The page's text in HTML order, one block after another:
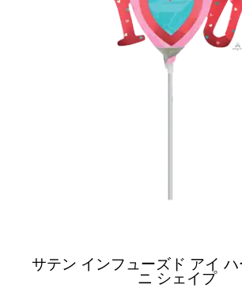
サテン インフューズド アイ ハ
ニ シェイプ